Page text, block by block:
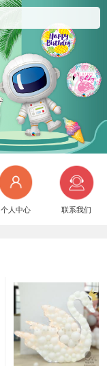
个人中心 联系我们